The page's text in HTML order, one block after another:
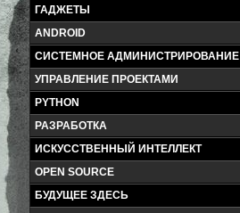
ГАДЖЕТЫ
ANDROID
СИСТЕМНОЕ АДМИНИСТРИРОВАНИЕ
УПРАВЛЕНИЕ ПРОЕКТАМИ
PYTHON
РАЗРАБОТКА
ИСКУССТВЕННЫЙ ИНТЕЛЛЕКТ
OPEN SOURCE
БУДУЩЕЕ ЗДЕСЬ